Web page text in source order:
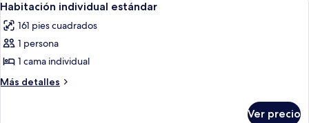
habitaciones
todas
las
fotos
de
Habitación
9
Habitación individual estándar
161 pies cuadrados
1 persona
1 cama individual
Más detalles
Más
Ver precio